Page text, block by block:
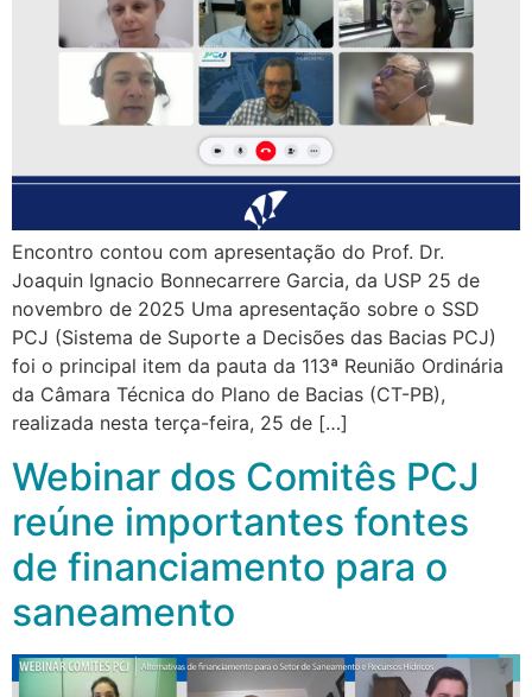
Encontro contou com apresentação do Prof. Dr.
Joaquin Ignacio Bonnecarrere Garcia, da USP 25 de
novembro de 2025 Uma apresentação sobre o SSD
PCJ (Sistema de Suporte a Decisões das Bacias PCJ)
foi o principal item da pauta da 113ª Reunião Ordinária
da Câmara Técnica do Plano de Bacias (CT-PB),
realizada nesta terça-feira, 25 de […]
Webinar dos Comitês PCJ
reúne importantes fontes
de financiamento para o
saneamento